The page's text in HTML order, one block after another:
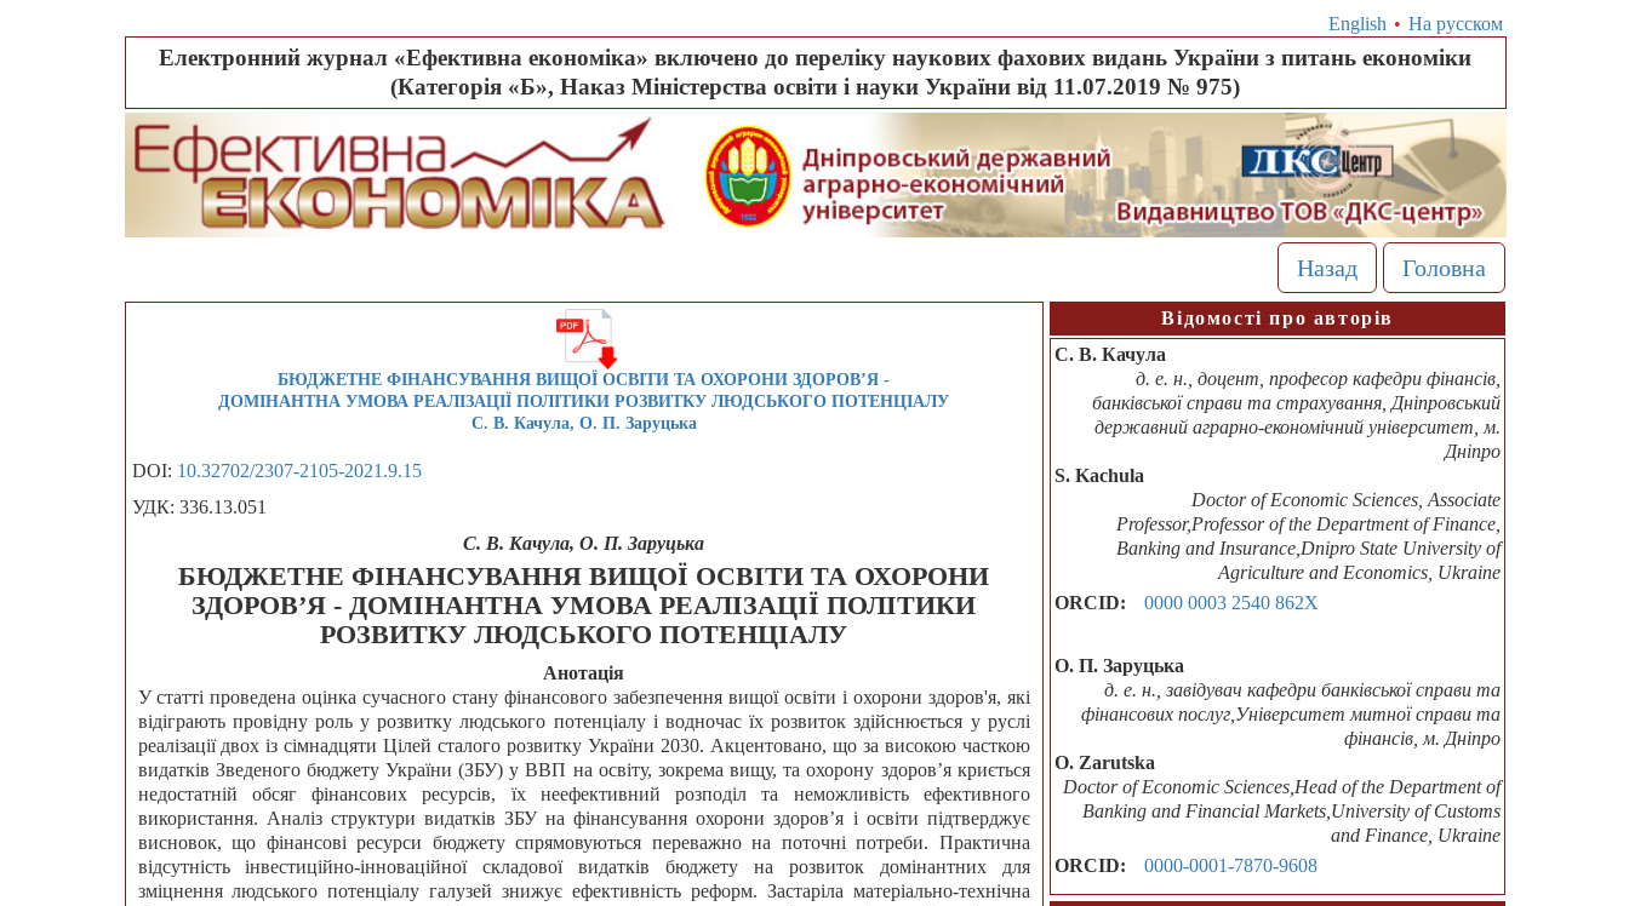
English • На русском
Електронний журнал «Ефективна економіка» включено до переліку наукових фахових видань України з питань економіки
(Категорія «Б», Наказ Міністерства освіти і науки України від 11.07.2019 № 975)
Назад Головна
БЮДЖЕТНЕ ФІНАНСУВАННЯ ВИЩОЇ ОСВІТИ ТА ОХОРОНИ ЗДОРОВ’Я -
ДОМІНАНТНА УМОВА РЕАЛІЗАЦІЇ ПОЛІТИКИ РОЗВИТКУ ЛЮДСЬКОГО ПОТЕНЦІАЛУ
С. В. Качула, О. П. Заруцька
DOI: 10.32702/2307-2105-2021.9.15
УДК: 336.13.051
С. В. Качула, О. П. Заруцька
БЮДЖЕТНЕ ФІНАНСУВАННЯ ВИЩОЇ ОСВІТИ ТА ОХОРОНИ
ЗДОРОВ’Я - ДОМІНАНТНА УМОВА РЕАЛІЗАЦІЇ ПОЛІТИКИ
РОЗВИТКУ ЛЮДСЬКОГО ПОТЕНЦІАЛУ
Анотація
У статті проведена оцінка сучасного стану фінансового забезпечення вищої освіти і охорони здоров'я, які
відіграють провідну роль у розвитку людського потенціалу і водночас їх розвиток здійснюється у руслі
реалізації двох із сімнадцяти Цілей сталого розвитку України 2030. Акцентовано, що за високою часткою
видатків Зведеного бюджету України (ЗБУ) у ВВП на освіту, зокрема вищу, та охорону здоров’я криється
недостатній обсяг фінансових ресурсів, їх неефективний розподіл та неможливість ефективного
використання. Аналіз структури видатків ЗБУ на фінансування охорони здоров’я і освіти підтверджує
висновок, що фінансові ресурси бюджету спрямовуються переважно на поточні потреби. Практична
відсутність інвестиційно-інноваційної складової видатків бюджету на розвиток домінантних для
зміцнення людського потенціалу галузей знижує ефективність реформ. Застаріла матеріально-технічна
Відомості про авторів
С. В. Качула
д. е. н., доцент, професор кафедри фінансів,
банківської справи та страхування, Дніпровський
державний аграрно-економічний університет, м.
Дніпро
S. Kachula
Doctor of Economic Sciences, Associate
Professor,Professor of the Department of Finance,
Banking and Insurance,Dnipro State University of
Agriculture and Economics, Ukraine
ORCID:
0000 0003 2540 862X
О. П. Заруцька
д. е. н., завідувач кафедри банківської справи та
фінансових послуг,Університет митної справи та
фінансів, м. Дніпро
О. Zarutska
Doctor of Economic Sciences,Head of the Department of
Banking and Financial Markets,University of Customs
and Finance, Ukraine
ORCID:
0000-0001-7870-9608